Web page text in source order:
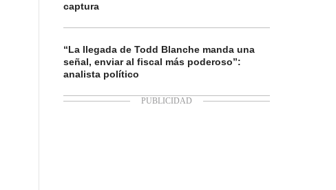
captura
“La llegada de Todd Blanche manda una
señal, enviar al fiscal más poderoso”:
analista político